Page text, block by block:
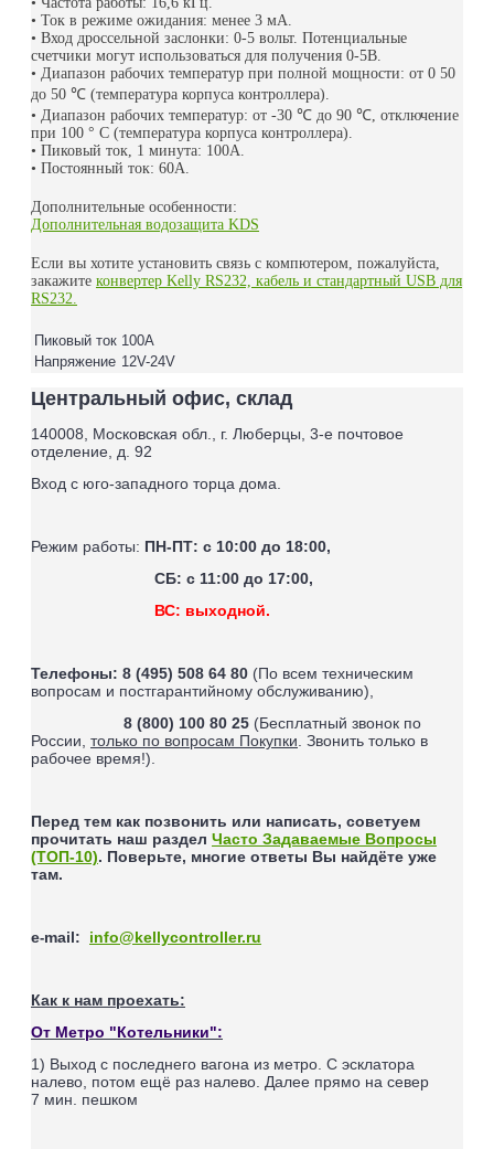
• Ток в режиме ожидания: менее 3 мА.
• Вход дроссельной заслонки: 0-5 вольт. Потенциальные
счетчики могут использоваться для получения 0-5В.
• Диапазон рабочих температур при полной мощности: от 0 50
до 50 ℃ (температура корпуса контроллера).
• Диапазон рабочих температур: от -30 ℃ до 90 ℃ , отключение
при 100 ° C (температура корпуса контроллера).
• Пиковый ток, 1 минута: 100А.
• Постоянный ток: 60А.
Дополнительные особенности:
Дополнительная водозащита KDS
Если вы хотите установить связь с компютером, пожалуйста,
закажите конвертер Kelly RS232, кабель и стандартный USB для
RS232.
Пиковый ток 100A
Напряжение 12V-24V
Центральный офис, склад
140008, Московская обл., г. Люберцы, 3-е почтовое
отделение, д. 92
Вход с юго-западного торца дома.
Режим работы: ПН-ПТ: с 10:00 до 18:00,
СБ: с 11:00 до 17:00,
ВС: выходной.
Телефоны: 8 (495) 508 64 80 (По всем техническим
вопросам и постгарантийному обслуживанию),
8 (800) 100 80 25 (Бесплатный звонок по
России, только по вопросам Покупки . Звонить только в
рабочее время!).
Перед тем как позвонить или написать, советуем
прочитать наш раздел Часто Задаваемые Вопросы
(ТОП-10). Поверьте, многие ответы Вы найдёте уже
там.
e-mail: info@kellycontroller.ru
Как к нам проехать:
От Метро "Котельники":
1) Выход с последнего вагона из метро. С эсклатора
налево, потом ещё раз налево. Далее прямо на север
7 мин. пешком